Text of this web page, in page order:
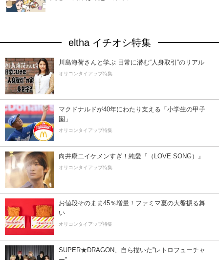
eltha イチオシ特集
川島海荷さんと学ぶ 日常に潜む“人身取引”のリアル
オリコンタイアップ特集
マクドナルドが40年にわたり支える「小学生の甲子
園」
オリコンタイアップ特集
向井康二イケメンすぎ！純愛『（LOVE SONG）』
オリコンタイアップ特集
お値段そのまま45％増量！ファミマ夏の大盤振る舞
い
オリコンタイアップ特集
SUPER★DRAGON、自ら描いた”レトロフューチャ